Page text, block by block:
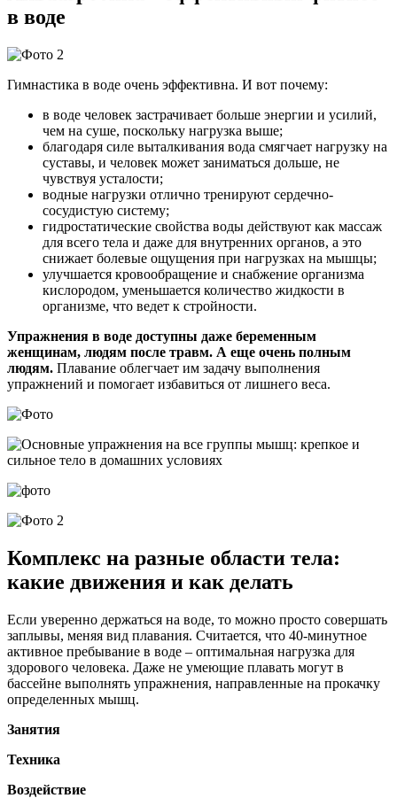
в воде
Гимнастика в воде очень эффективна. И вот почему:
в воде человек застрачивает больше энергии и усилий,
чем на суше, поскольку нагрузка выше;
благодаря силе выталкивания вода смягчает нагрузку на
суставы, и человек может заниматься дольше, не
чувствуя усталости;
водные нагрузки отлично тренируют сердечно-
сосудистую систему;
гидростатические свойства воды действуют как массаж
для всего тела и даже для внутренних органов, а это
снижает болевые ощущения при нагрузках на мышцы;
улучшается кровообращение и снабжение организма
кислородом, уменьшается количество жидкости в
организме, что ведет к стройности.
Упражнения в воде доступны даже беременным
женщинам, людям после травм. А еще очень полным
людям. Плавание облегчает им задачу выполнения
упражнений и помогает избавиться от лишнего веса.
Комплекс на разные области тела:
какие движения и как делать
Если уверенно держаться на воде, то можно просто совершать
заплывы, меняя вид плавания. Считается, что 40-минутное
активное пребывание в воде – оптимальная нагрузка для
здорового человека. Даже не умеющие плавать могут в
бассейне выполнять упражнения, направленные на прокачку
определенных мышц.
Занятия
Техника
Воздействие